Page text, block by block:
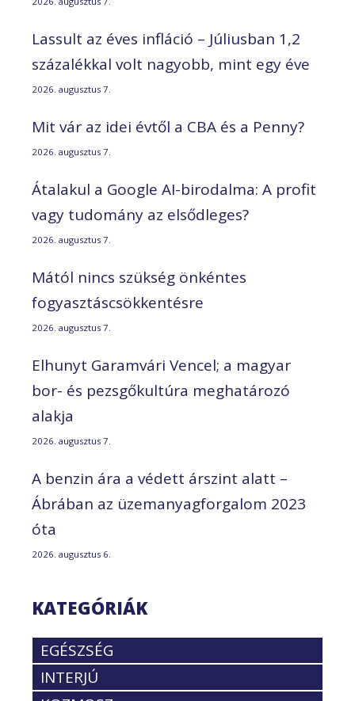
Lassult az éves infláció – Júliusban 1,2
százalékkal volt nagyobb, mint egy éve
2026. augusztus 7.
Mit vár az idei évtől a CBA és a Penny?
2026. augusztus 7.
Átalakul a Google AI-birodalma: A profit
vagy tudomány az elsődleges?
2026. augusztus 7.
Mától nincs szükség önkéntes
fogyasztáscsökkentésre
2026. augusztus 7.
Elhunyt Garamvári Vencel; a magyar
bor- és pezsgőkultúra meghatározó
alakja
2026. augusztus 7.
A benzin ára a védett árszint alatt –
Ábrában az üzemanyagforgalom 2023
óta
2026. augusztus 6.
KATEGÓRIÁK
EGÉSZSÉG
INTERJÚ